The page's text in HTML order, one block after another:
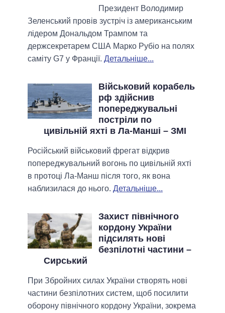
Президент Володимир
Зеленський провів зустріч із американським
лідером Дональдом Трампом та
держсекретарем США Марко Рубіо на полях
саміту G7 у Франції. Детальніше...
Військовий корабель
рф здійснив
попереджувальні
постріли по
цивільній яхті в Ла-Манші – ЗМІ
Російський військовий фрегат відкрив
попереджувальний вогонь по цивільній яхті
в протоці Ла-Манш після того, як вона
наблизилася до нього. Детальніше...
Захист північного
кордону України
підсилять нові
безпілотні частини –
Сирський
При Збройних силах України створять нові
частини безпілотних систем, щоб посилити
оборону північного кордону України, зокрема